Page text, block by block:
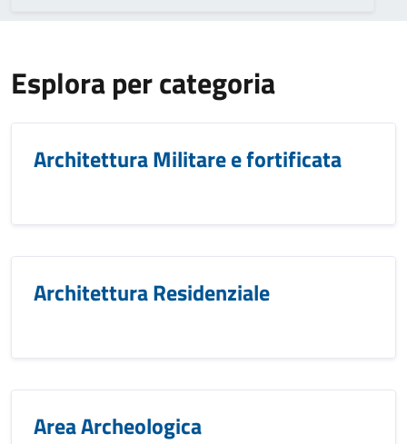
Esplora per categoria
Architettura Militare e fortificata
Architettura Residenziale
Area Archeologica